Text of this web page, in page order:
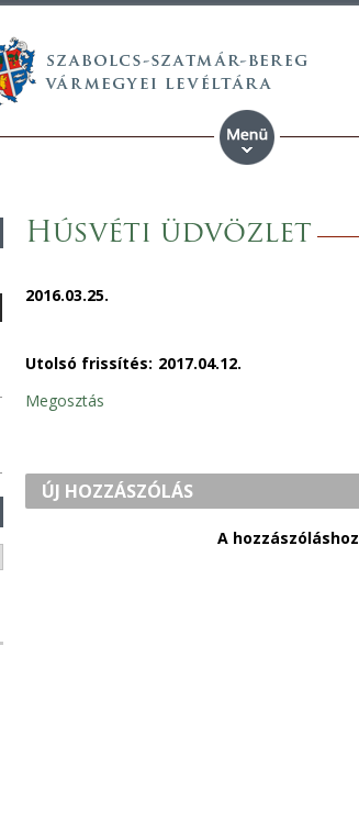
Húsvéti üdvözlet
2016.03.25.
Utolsó frissítés: 2017.04.12.
Megosztás
ÚJ HOZZÁSZÓLÁS
A hozzászóláshoz